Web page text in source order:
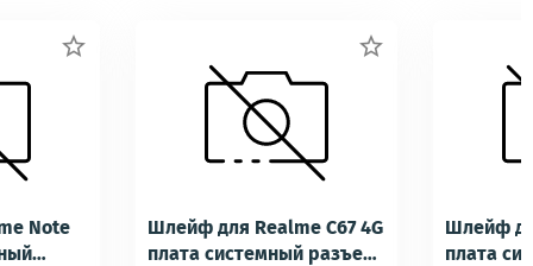

Note

Шлейф для Realme C67 4G
плата системный разъем/
Шлейф
плата